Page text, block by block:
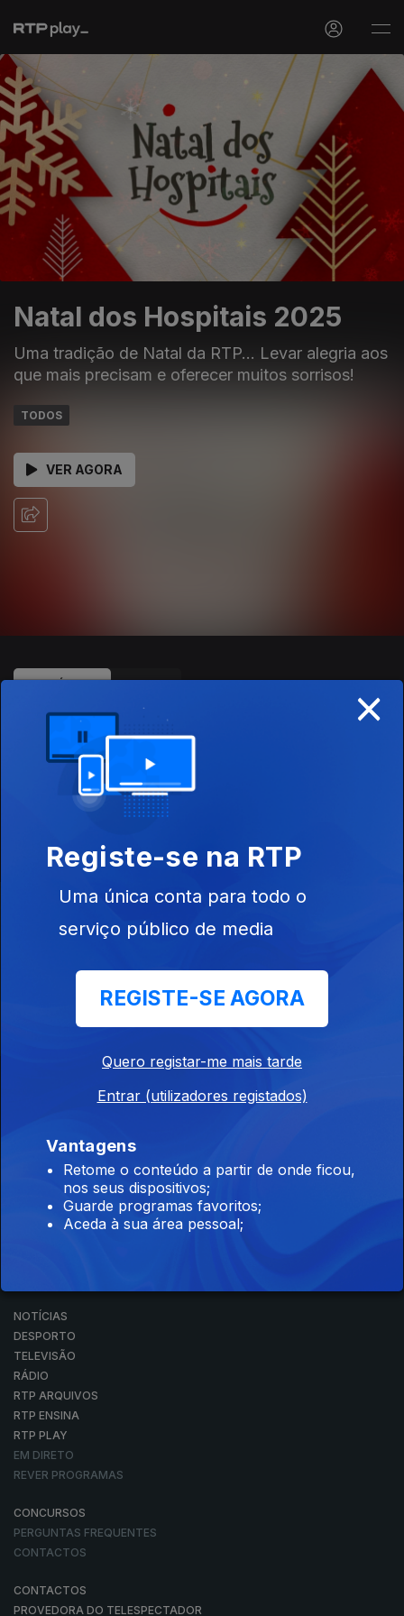
Natal dos Hospitais 2025
Uma tradição de Natal da RTP... Levar alegria aos
que mais precisam e oferecer muitos sorrisos!
TODOS
VER AGORA
EPISÓDIOS SOBRE
Instale a aplicação
Disponível para iOS, Android, Apple TV, Android TV e
CarPlay
NOTÍCIAS
DESPORTO
TELEVISÃO
RÁDIO
RTP ARQUIVOS
RTP ENSINA
RTP PLAY
EM DIRETO
REVER PROGRAMAS
CONCURSOS
PERGUNTAS FREQUENTES
CONTACTOS
CONTACTOS
PROVEDORA DO TELESPECTADOR
×
Registe-se na RTP
Uma única conta para todo o
serviço público de media
REGISTE-SE AGORA
Quero registar-me mais tarde
Entrar (utilizadores registados)
Vantagens
Retome o conteúdo a partir de onde ficou,
nos seus dispositivos;
Guarde programas favoritos;
Aceda à sua área pessoal;